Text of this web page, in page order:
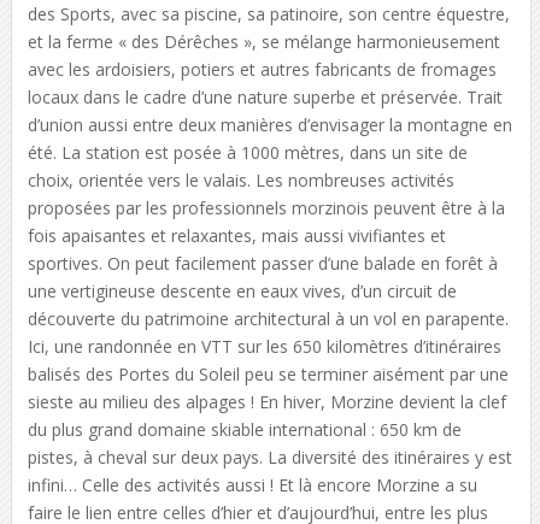
des Sports, avec sa piscine, sa patinoire, son centre équestre,
et la ferme « des Dérêches », se mélange harmonieusement
avec les ardoisiers, potiers et autres fabricants de fromages
locaux dans le cadre d’une nature superbe et préservée. Trait
d’union aussi entre deux manières d’envisager la montagne en
été. La station est posée à 1000 mètres, dans un site de
choix, orientée vers le valais. Les nombreuses activités
proposées par les professionnels morzinois peuvent être à la
fois apaisantes et relaxantes, mais aussi vivifiantes et
sportives. On peut facilement passer d’une balade en forêt à
une vertigineuse descente en eaux vives, d’un circuit de
découverte du patrimoine architectural à un vol en parapente.
Ici, une randonnée en VTT sur les 650 kilomètres d’itinéraires
balisés des Portes du Soleil peu se terminer aisément par une
sieste au milieu des alpages ! En hiver, Morzine devient la clef
du plus grand domaine skiable international : 650 km de
pistes, à cheval sur deux pays. La diversité des itinéraires y est
infini… Celle des activités aussi ! Et là encore Morzine a su
faire le lien entre celles d’hier et d’aujourd’hui, entre les plus